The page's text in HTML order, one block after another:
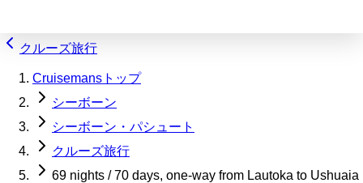
クルーズ旅行
Cruisemansトップ
シーボーン
シーボーン・パシュート
クルーズ旅行
69 nights / 70 days, one-way from Lautoka to Ushuaia